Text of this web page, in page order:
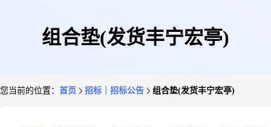
组合垫(发货丰宁宏亭)
您当前的位置： 首页 招标｜招标公告 组合垫(发货丰宁宏亭)